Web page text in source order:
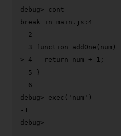
debug> cont
break in main.js:4
  2
> 4 return num + 1;
  5 }
debug> exec ( 'num' )
debug>